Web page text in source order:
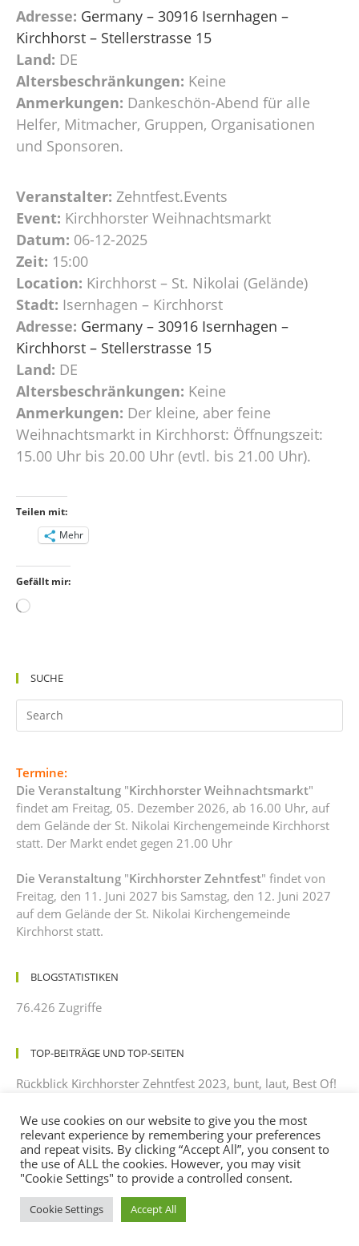
Adresse: Germany – 30916 Isernhagen –
Kirchhorst – Stellerstrasse 15
Land: DE
Altersbeschränkungen: Keine
Anmerkungen: Dankeschön-Abend für alle
Helfer, Mitmacher, Gruppen, Organisationen
und Sponsoren.
Veranstalter: Zehntfest.Events
Event: Kirchhorster Weihnachtsmarkt
Datum: 06-12-2025
Zeit: 15:00
Location: Kirchhorst – St. Nikolai (Gelände)
Stadt: Isernhagen – Kirchhorst
Adresse: Germany – 30916 Isernhagen –
Kirchhorst – Stellerstrasse 15
Land: DE
Altersbeschränkungen: Keine
Anmerkungen: Der kleine, aber feine
Weihnachtsmarkt in Kirchhorst: Öffnungszeit:
15.00 Uhr bis 20.00 Uhr (evtl. bis 21.00 Uhr).
Teilen mit:
Mehr
Gefällt mir:
Wird
SUCHE
Termine:
Die Veranstaltung "Kirchhorster Weihnachtsmarkt"
findet am Freitag, 05. Dezember 2026, ab 16.00 Uhr, auf
dem Gelände der St. Nikolai Kirchengemeinde Kirchhorst
statt. Der Markt endet gegen 21.00 Uhr
Die Veranstaltung "Kirchhorster Zehntfest" findet von
Freitag, den 11. Juni 2027 bis Samstag, den 12. Juni 2027
auf dem Gelände der St. Nikolai Kirchengemeinde
Kirchhorst statt.
BLOGSTATISTIKEN
76.426 Zugriffe
TOP-BEITRÄGE UND TOP-SEITEN
Rückblick Kirchhorster Zehntfest 2023, bunt, laut, Best Of!
NÄCHSTE VERANSTALTUNGEN
Zur Zeit keine Events
martina icks zuLaudatio zum Zehntfest 2025 –
We use cookies on our website to give you the most
relevant experience by remembering your preferences
and repeat visits. By clicking “Accept All”, you consent to
the use of ALL the cookies. However, you may visit
"Cookie Settings" to provide a controlled consent.
Cookie Settings Accept All